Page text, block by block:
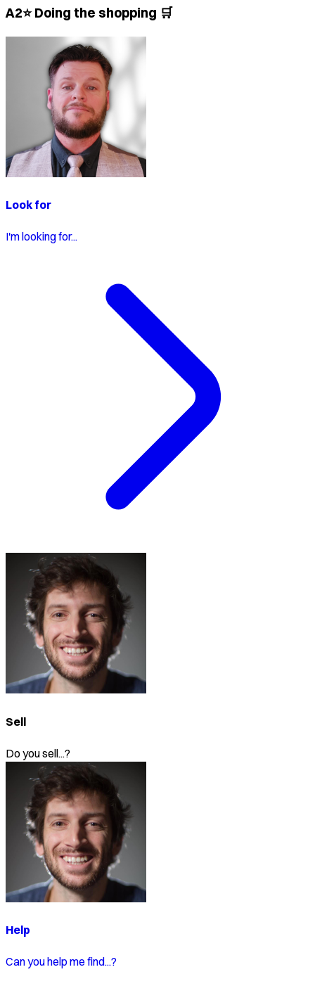
A2⭐ Doing the shopping 🛒
Look for
I'm looking for...
Sell
Do you sell...?
Help
Can you help me find...?